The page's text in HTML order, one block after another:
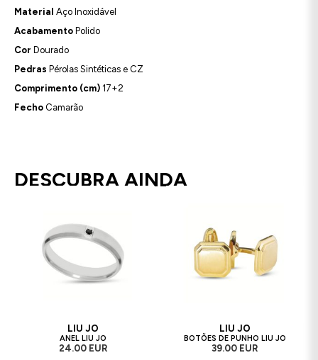
Material Aço Inoxidável
Acabamento Polido
Cor Dourado
Pedras Pérolas Sintéticas e CZ
Comprimento (cm) 17+2
Fecho Camarão
DESCUBRA AINDA
LIU JO
ANEL LIU JO
24.00 EUR
LIU JO
BOTÕES DE PUNHO LIU JO
39.00 EUR